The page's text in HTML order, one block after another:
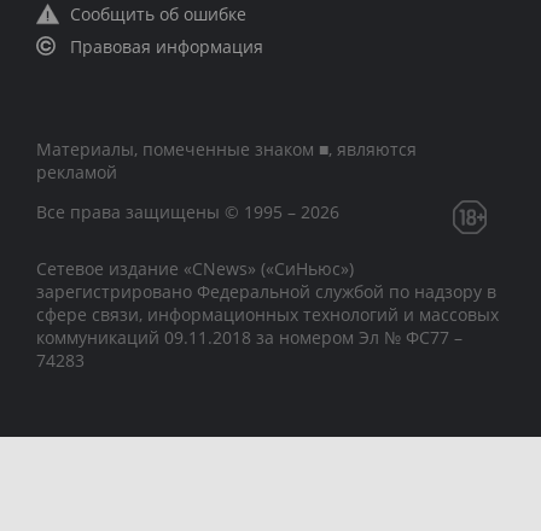
Сообщить об ошибке
Правовая информация
Материалы, помеченные знаком ■, являются
рекламой
Все права защищены © 1995 – 2026
Сетевое издание «CNews» («СиНьюс»)
зарегистрировано Федеральной службой по надзору в
сфере связи, информационных технологий и массовых
коммуникаций 09.11.2018 за номером Эл № ФС77 –
74283